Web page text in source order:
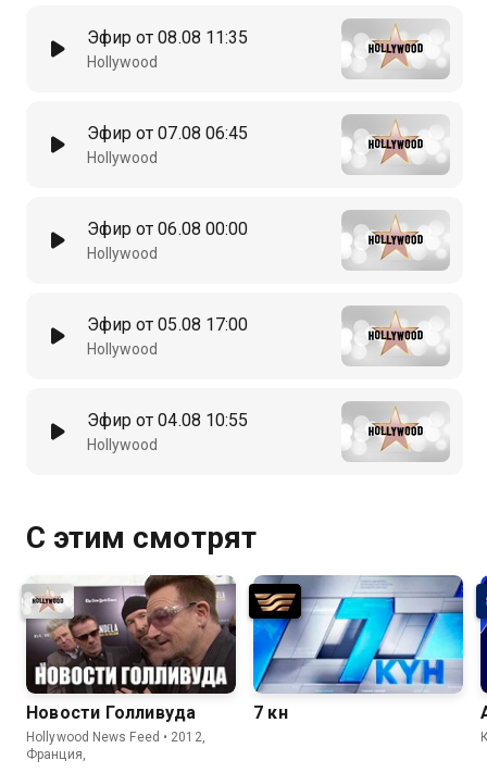
Эфир от 08.08 11:35
Hollywood
Эфир от 07.08 06:45
Hollywood
Эфир от 06.08 00:00
Hollywood
Эфир от 05.08 17:00
Hollywood
Эфир от 04.08 10:55
Hollywood
С этим смотрят
Новости Голливуда
Hollywood News Feed • 2012,
Франция,
7 күн